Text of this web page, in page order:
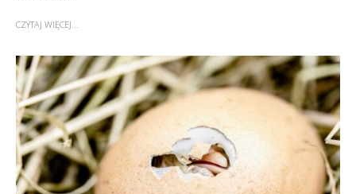
CZYTAJ WIĘCEJ...